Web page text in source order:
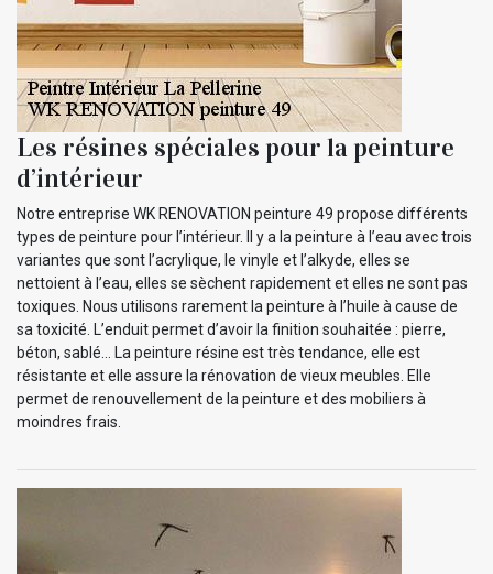
Les résines spéciales pour la peinture
d’intérieur
Notre entreprise WK RENOVATION peinture 49 propose différents
types de peinture pour l’intérieur. Il y a la peinture à l’eau avec trois
variantes que sont l’acrylique, le vinyle et l’alkyde, elles se
nettoient à l’eau, elles se sèchent rapidement et elles ne sont pas
toxiques. Nous utilisons rarement la peinture à l’huile à cause de
sa toxicité. L’enduit permet d’avoir la finition souhaitée : pierre,
béton, sablé… La peinture résine est très tendance, elle est
résistante et elle assure la rénovation de vieux meubles. Elle
permet de renouvellement de la peinture et des mobiliers à
moindres frais.